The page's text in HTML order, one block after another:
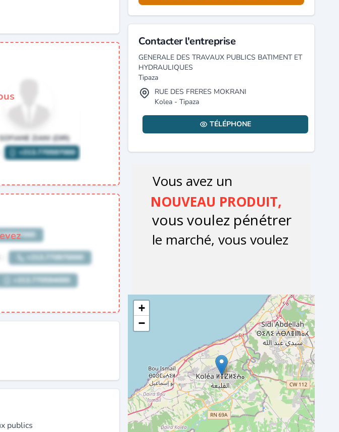
publics
Contacter l'entreprise
GENERALE DES TRAVAUX PUBLICS BATIMENT ET
HYDRAULIQUES
Tipaza
RUE DES FRERES MOKRANI
Kolea - Tipaza
TÉLÉPHONE
+
−